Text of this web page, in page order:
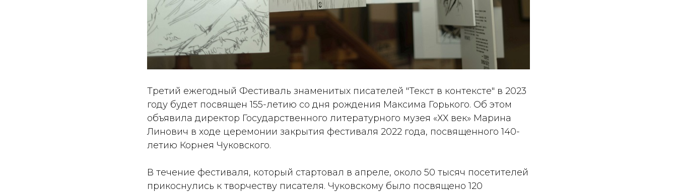
Третий ежегодный Фестиваль знаменитых писателей "Текст в контексте" в 2023
году будет посвящен 155-летию со дня рождения Максима Горького. Об этом
объявила директор Государственного литературного музея «ХХ век» Марина
Линович в ходе церемонии закрытия фестиваля 2022 года, посвященного 140-
летию Корнея Чуковского.
В течение фестиваля, который стартовал в апреле, около 50 тысяч посетителей
прикоснулись к творчеству писателя. Чуковскому было посвящено 120